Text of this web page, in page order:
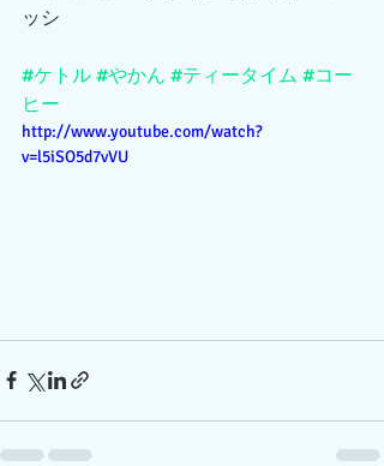
ッシ
#ケトル #やかん #ティータイム #コー
ヒー
http://www.youtube.com/watch?
v=l5iSO5d7vVU